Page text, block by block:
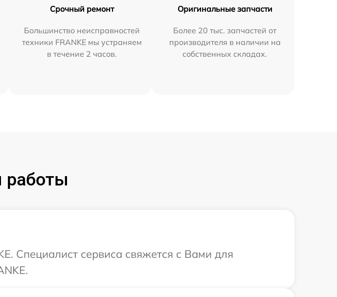
Срочный ремонт
Большинство неисправностей
техники FRANKE мы устраняем
в течение 2 часов.
Оригинальные запчасти
Более 20 тыс. запчастей от
производителя в наличии на
собственных складах.
работы
Специалист сервиса свяжется с Вами для